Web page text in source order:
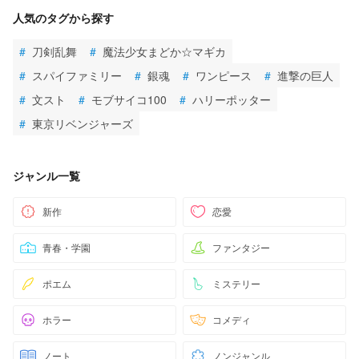
人気のタグから探す
# 刀剣乱舞 # 魔法少女まどか☆マギカ
# スパイファミリー # 銀魂 # ワンピース # 進撃の巨人
# 文スト # モブサイコ100 # ハリーポッター
# 東京リベンジャーズ
ジャンル一覧
新作 恋愛
青春・学園 ファンタジー
ポエム ミステリー
ホラー コメディ
ノート ノンジャンル